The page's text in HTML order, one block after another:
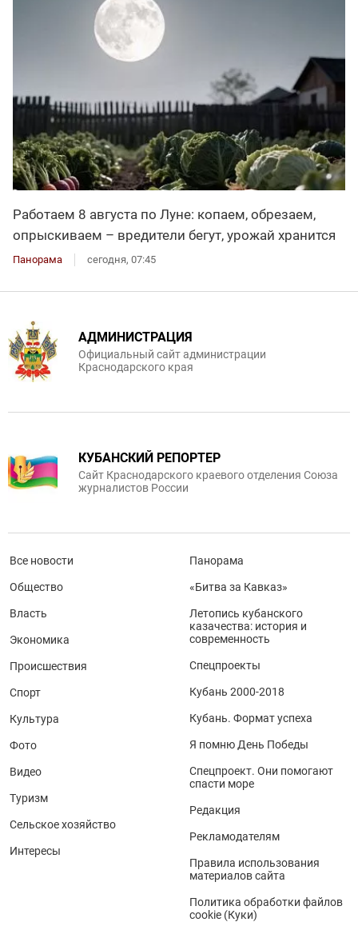
Работаем 8 августа по Луне: копаем, обрезаем,
опрыскиваем – вредители бегут, урожай хранится
Панорама сегодня, 07:45
АДМИНИСТРАЦИЯ
Официальный сайт администрации
Краснодарского края
КУБАНСКИЙ РЕПОРТЕР
Сайт Краснодарского краевого отделения Союза
журналистов России
Все новости
Общество
Власть
Экономика
Происшествия
Спорт
Культура
Фото
Видео
Туризм
Сельское хозяйство
Интересы
Панорама
«Битва за Кавказ»
Летопись кубанского
казачества: история и
современность
Спецпроекты
Кубань 2000-2018
Кубань. Формат успеха
Я помню День Победы
Спецпроект. Они помогают
спасти море
Редакция
Рекламодателям
Правила использования
материалов сайта
Политика обработки файлов
cookie (Куки)